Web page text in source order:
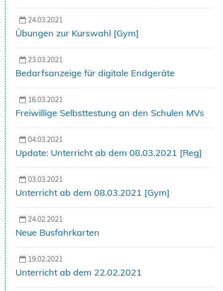
24.03.2021
Übungen zur Kurswahl [Gym]
23.03.2021
Bedarfsanzeige für digitale Endgeräte
16.03.2021
Freiwillige Selbsttestung an den Schulen MVs
04.03.2021
Update: Unterricht ab dem 08.03.2021 [Reg]
03.03.2021
Unterricht ab dem 08.03.2021 [Gym]
24.02.2021
Neue Busfahrkarten
19.02.2021
Unterricht ab dem 22.02.2021